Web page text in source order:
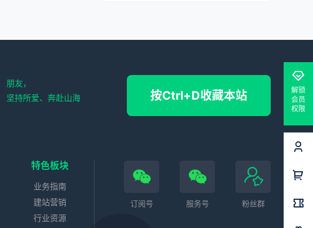
解锁
会员
权限
按Ctrl+D收藏本站
朋友，
坚持所爱、奔赴山海
特色板块
业务指南
建站营销
行业资源
订阅号 服务号 粉丝群